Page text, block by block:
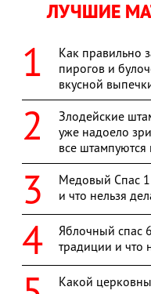
ЛУЧШИЕ
Как правильно
пирогов и
вкусной
Злодейские
уже надоело
все
Медовый Спас 1
и что нельзя
Яблочный спас 6
традиции и что
Какой